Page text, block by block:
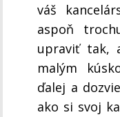
váš
aspoň
upraviť tak,
malým
ďalej a
ako si svoj